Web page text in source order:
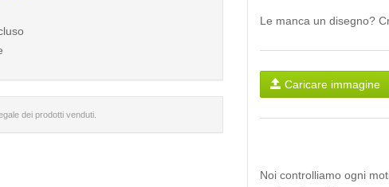
Le manca un disegno?
Caricare immagine
Noi controlliamo ogni
dei prodotti venduti.